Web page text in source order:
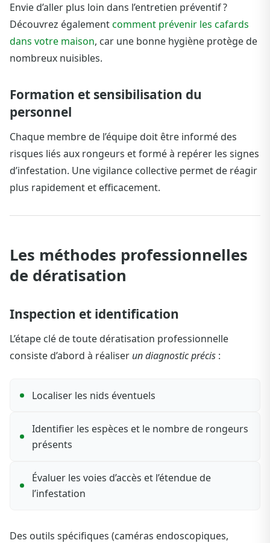
Envie d’aller plus loin dans l’entretien préventif ?
Découvrez égalementcomment prévenir les cafards
dans votre maison, car une bonne hygiène protège de
nombreux nuisibles.
Formation et sensibilisation du
personnel
Chaque membre de l’équipe doit être informé des
risques liés aux rongeurs et formé à repérer les signes
d’infestation. Une vigilance collective permet de réagir
plus rapidement et efficacement.
Les méthodes professionnelles
de dératisation
Inspection et identification
L’étape clé de toute dératisation professionnelle
consiste d’abord à réaliser un diagnostic précis :
Localiser les nids éventuels
Identifier les espèces et le nombre de rongeurs
présents
Évaluer les voies d’accès et l’étendue de
l’infestation
Des outils spécifiques (caméras endoscopiques,